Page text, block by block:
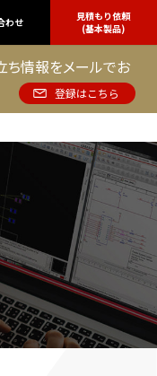
わせ
見積もり依頼
(基本製品)
ち情報をメールでお
登録はこちら